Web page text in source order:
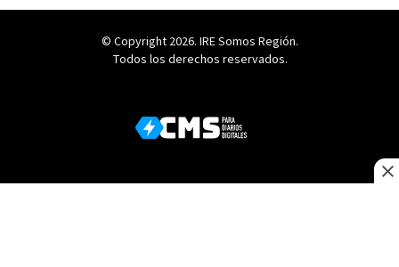
© Copyright 2026. IRE Somos Región.
Todos los derechos reservados.